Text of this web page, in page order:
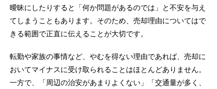
曖昧にしたりすると「何か問題があるのでは」と不安を与え
てしまうこともあります。そのため、売却理由についてはで
きる範囲で正直に伝えることが大切です。
転勤や家族の事情など、やむを得ない理由であれば、売却に
おいてマイナスに受け取られることはほとんどありません。
一方で、「周辺の治安があまりよくない」「交通量が多く、